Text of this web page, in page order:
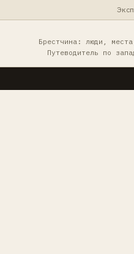
Брестчина: люди,
Путеводитель по